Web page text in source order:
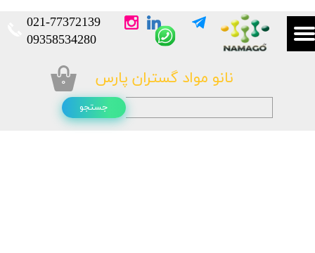
نانو مواد گستران پارس
021-77372139​​​​​​​
​​​​​​​09358534280
جستجو
۰